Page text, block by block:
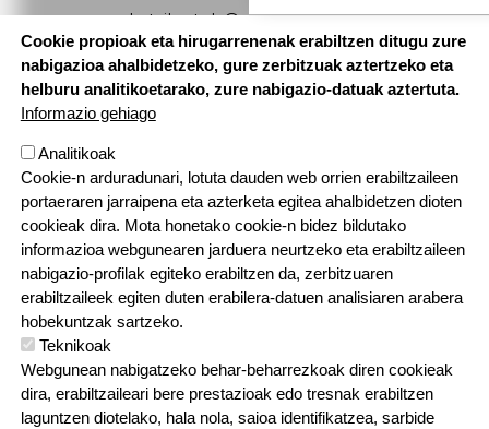
aresketaikastola@aresketaikastola.eus
ORRI-OINA
TESTU-LEGALAKPribatutasun politika
Cookie propioak eta hirugarrenenak erabiltzen ditugu zure
nabigazioa ahalbidetzeko, gure zerbitzuak aztertzeko eta
helburu analitikoetarako, zure nabigazio-datuak aztertuta.
Informazio gehiago
Analitikoak
Cookie-n arduradunari, lotuta dauden web orrien erabiltzaileen
portaeraren jarraipena eta azterketa egitea ahalbidetzen dioten
cookieak dira. Mota honetako cookie-n bidez bildutako
informazioa webgunearen jarduera neurtzeko eta erabiltzaileen
nabigazio-profilak egiteko erabiltzen da, zerbitzuaren
erabiltzaileek egiten duten erabilera-datuen analisiaren arabera
hobekuntzak sartzeko.
Teknikoak
Webgunean nabigatzeko behar-beharrezkoak diren cookieak
dira, erabiltzaileari bere prestazioak edo tresnak erabiltzen
laguntzen diotelako, hala nola, saioa identifikatzea, sarbide